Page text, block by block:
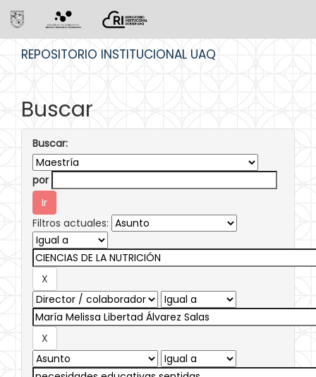
REPOSITORIO INSTITUCIONAL UAQ
Buscar
Buscar:
por
Filtros actuales: